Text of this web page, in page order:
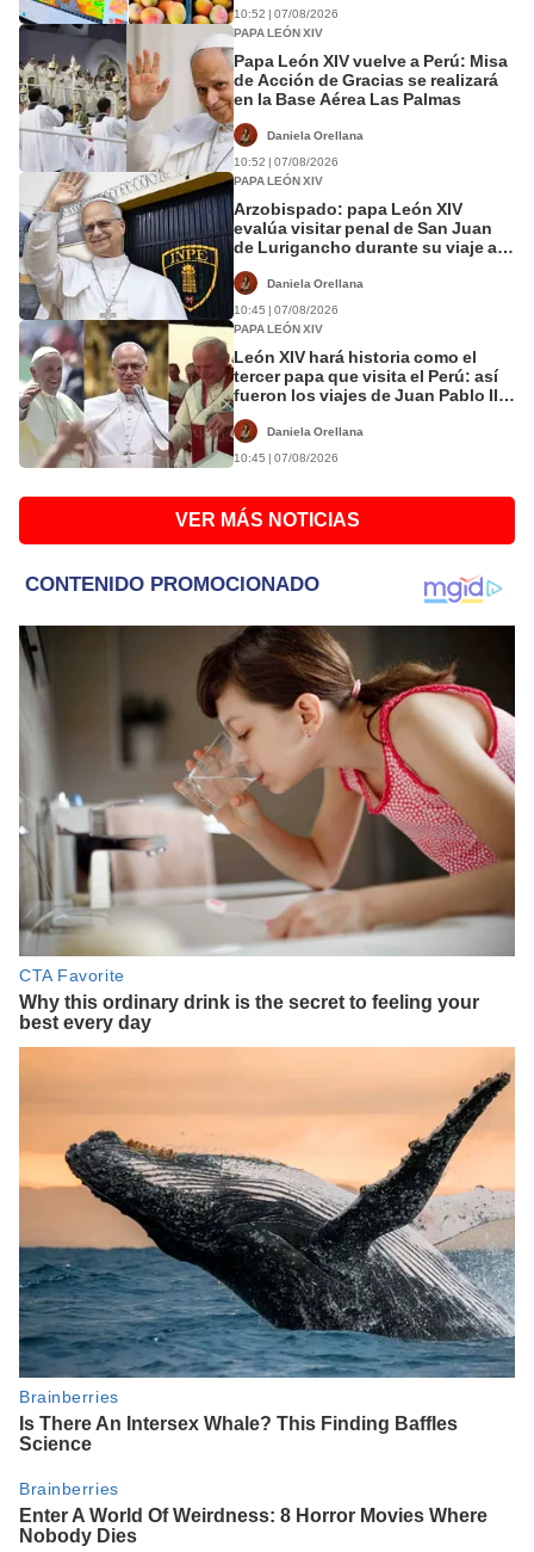
10:52 | 07/08/2026
PAPA LEÓN XIV
Papa León XIV vuelve a Perú: Misa
de Acción de Gracias se realizará
en la Base Aérea Las Palmas
Daniela Orellana
10:52 | 07/08/2026
PAPA LEÓN XIV
Arzobispado: papa León XIV
evalúa visitar penal de San Juan
de Lurigancho durante su viaje al
Daniela Orellana
10:45 | 07/08/2026
PAPA LEÓN XIV
León XIV hará historia como el
tercer papa que visita el Perú: así
fueron los viajes de Juan Pablo II y
Daniela Orellana
10:45 | 07/08/2026
VER MÁS NOTICIAS